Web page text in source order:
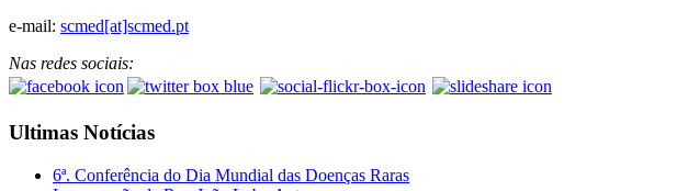
e-mail: scmed[at]scmed.pt
Nas redes sociais:
Ultimas Notícias
6ª. Conferência do Dia Mundial das Doenças Raras